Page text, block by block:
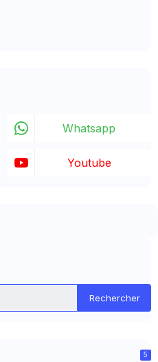
Whatsapp
Youtube
5